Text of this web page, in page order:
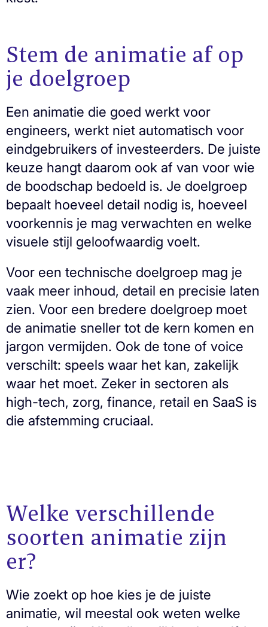
Stem de animatie af op
je doelgroep
Een animatie die goed werkt voor
engineers, werkt niet automatisch voor
eindgebruikers of investeerders. De juiste
keuze hangt daarom ook af van voor wie
de boodschap bedoeld is. Je doelgroep
bepaalt hoeveel detail nodig is, hoeveel
voorkennis je mag verwachten en welke
visuele stijl geloofwaardig voelt.
Voor een technische doelgroep mag je
vaak meer inhoud, detail en precisie laten
zien. Voor een bredere doelgroep moet
de animatie sneller tot de kern komen en
jargon vermijden. Ook de tone of voice
verschilt: speels waar het kan, zakelijk
waar het moet. Zeker in sectoren als
high-tech, zorg, finance, retail en SaaS is
die afstemming cruciaal.
Welke verschillende
soorten animatie zijn
er?
Wie zoekt op hoe kies je de juiste
animatie, wil meestal ook weten welke